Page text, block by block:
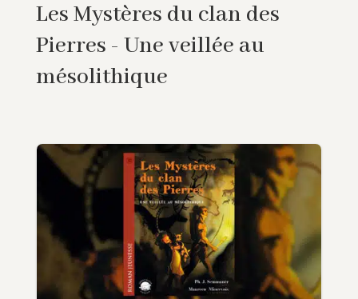
Les Mystères du clan des
Pierres - Une veillée au
mésolithique